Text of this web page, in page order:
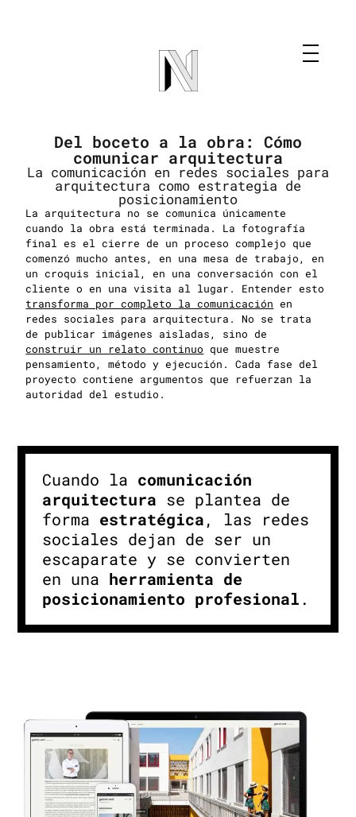
Del boceto a la obra: Cómo
comunicar arquitectura
La comunicación en redes sociales para
arquitectura como estrategia de
posicionamiento
La arquitectura no se comunica únicamente
cuando la obra está terminada. La fotografía
final es el cierre de un proceso complejo que
comenzó mucho antes, en una mesa de trabajo, en
un croquis inicial, en una conversación con el
cliente o en una visita al lugar.
Entender esto
transforma por completo la comunicación en
redes sociales para arquitectura. No se trata
de publicar imágenes aisladas, sino de
construir un relato continuo que muestre
pensamiento, método y ejecución. Cada fase del
proyecto contiene argumentos que refuerzan la
autoridad del estudio.
Cuando la comunicación
arquitectura se plantea de
forma estratégica, las redes
sociales dejan de ser un
escaparate y se convierten
en una herramienta de
posicionamiento profesional .